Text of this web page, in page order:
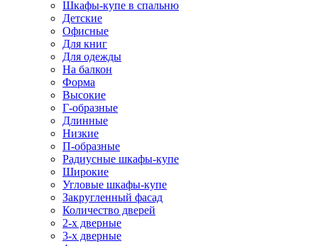
Шкафы-купе в спальню
Детские
Офисные
Для книг
Для одежды
На балкон
Форма
Высокие
Г-образные
Длинные
Низкие
П-образные
Радиусные шкафы-купе
Широкие
Угловые шкафы-купе
Закругленный фасад
Количество дверей
2-х дверные
3-х дверные